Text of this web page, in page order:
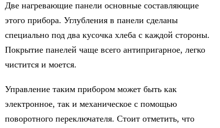
Две нагревающие панели основные составляющие
этого прибора. Углубления в панели сделаны
специально под два кусочка хлеба с каждой стороны.
Покрытие панелей чаще всего антипригарное, легко
чистится и моется.
Управление таким прибором может быть как
электронное, так и механическое с помощью
поворотного переключателя. Стоит отметить, что